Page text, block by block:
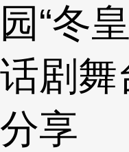
园“冬
话剧
分享